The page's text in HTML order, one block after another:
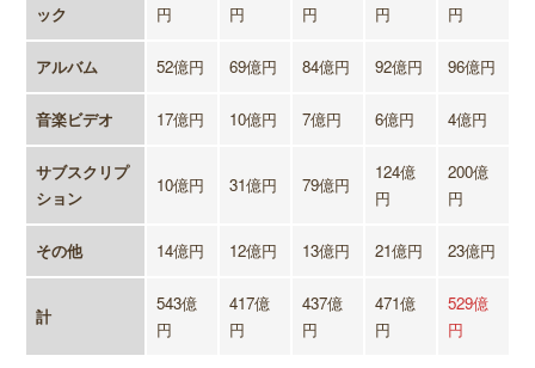
ック
円
円
円
円
円
アルバム 52億円 69億円 84億円 92億円 96億円
音楽ビデオ 17億円 10億円 7億円 6億円 4億円
サブスクリプ
ション
10億円 31億円 79億円
124億
円
200億
円
その他 14億円 12億円 13億円 21億円 23億円
計
543億
円
417億
円
437億
円
471億
円
529億
円